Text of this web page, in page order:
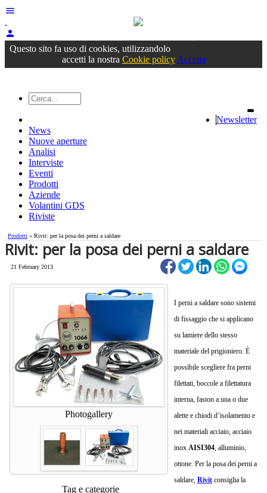
menu
person
Accedioppure registrati
Questo sito fa uso di cookies, utilizzandolo
accetti la nostra Cookie policy Accetta
Newsletter
News
Nuove aperture
Analisi
Interviste
Eventi
Prodotti
Aziende
Volantini GDS
Riviste
Prodotti » Rivit: per la posa dei perni a saldare
Rivit: per la posa dei perni a saldare
21 February 2013
Photogallery
Tag e categorie
I perni a saldare sono sistemi
di fissaggio che si applicano
su lamiere dello stesso
materiale del prigioniero. È
possibile scegliere fra perni
filettati, boccole a filettatura
interna, faston a una o due
alette e chiodi d’isolamento e
nei materiali acciaio, acciaio
inox AISI304 , alluminio,
ottone. Per la posa dei perni a
saldare, Rivit consiglia la